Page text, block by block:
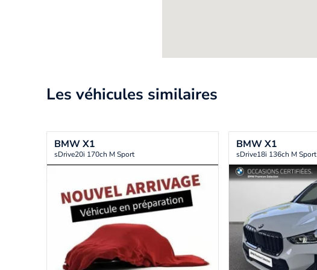
Les véhicules similaires
BMWX1
sDrive20i 170ch M Sport
BMWX1
sDrive18i 136ch M Sport